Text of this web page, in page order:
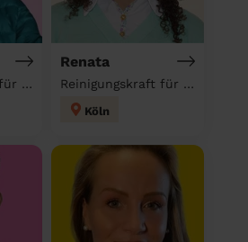
Reinigungskraft für deinen Haushalt
Renata
Reinigungskraft für deinen Haushalt
Köln